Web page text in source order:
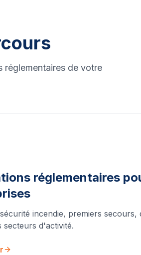
réglementaires de votre
réglementaires
incendie, premiers
secteurs d'activité.